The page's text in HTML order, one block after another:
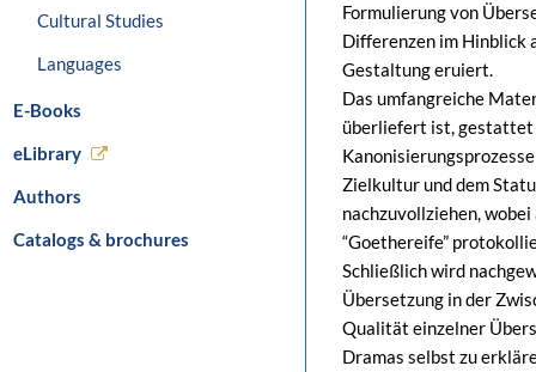
Cultural Studies
Languages
E-Books
eLibrary
Authors
Catalogs & brochures
Formulierung von
Differenzen im Hinblick
Gestaltung eruiert.
Das umfangreiche
überliefert ist, gestattet
Zielkultur und dem
nachzuvollziehen, wobei
“Goethereife”
Schließlich wird
Übersetzung in der
Qualität einzelner
Dramas selbst zu